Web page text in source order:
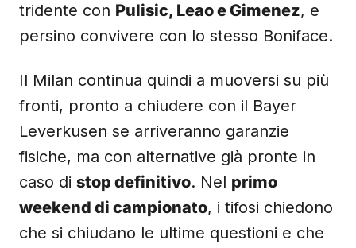
tridente con Pulisic, Leao e Gimenez, e
persino convivere con lo stesso Boniface.
Il Milan continua quindi a muoversi su più
fronti, pronto a chiudere con il Bayer
Leverkusen se arriveranno garanzie
fisiche, ma con alternative già pronte in
caso di stop definitivo. Nel primo
weekend di campionato, i tifosi chiedono
che si chiudano le ultime questioni e che